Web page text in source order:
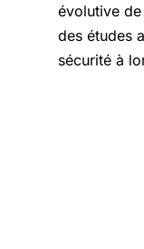
évolutive
des études
sécurité à